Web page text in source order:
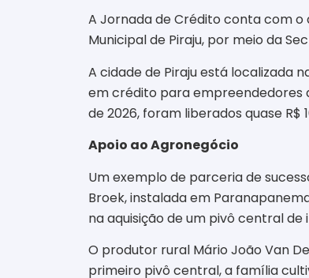
A Jornada de Crédito conta com o
Municipal de Piraju, por meio da
A cidade de Piraju está localizada
em crédito para empreendedores
de 2026, foram liberados quase
Apoio ao Agronegócio
Um exemplo de parceria de
Broek, instalada em
na aquisição de um pivô central de
O produtor rural Mário João Van
primeiro pivô central, a família